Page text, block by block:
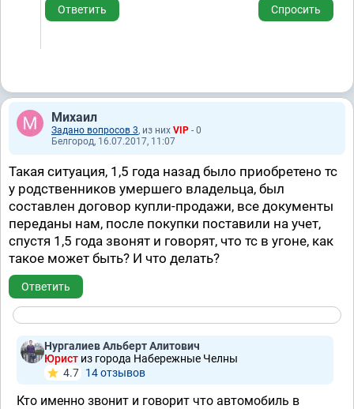
Ответить Спросить
Михаил
Задано вопросов 3, из них VIP - 0
Белгород, 16.07.2017, 11:07
Такая ситуация, 1,5 года назад было приобретено тс
у родственников умершего владельца, был
составлен договор купли-продажи, все документы
переданы нам, после покупки поставили на учет,
спустя 1,5 года звонят и говорят, что тс в угоне, как
такое может быть? И что делать?
Ответить
Нургалиев Альберт Алитович
Юрист из города Набережные Челны
4.7 14 отзывов
Кто именно звонит и говорит что автомобиль в